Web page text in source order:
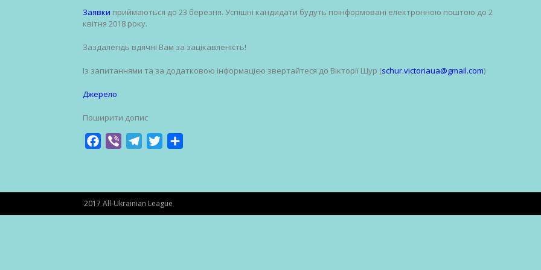
Заявки приймаються до 23 березня. Успішні кандидати будуть поінформовані електронною поштою до 2
квітня 2018 року.
Заздалегідь вдячні Вам за зацікавленість!
Із запитаннями та за додатковою інформацією звертайтеся до Вікторії Щур (schur.victoriaua@gmail.com)
Джерело
Поширити допис
Facebook
Viber TelegramTwitter
2017 All-Ukrainian League